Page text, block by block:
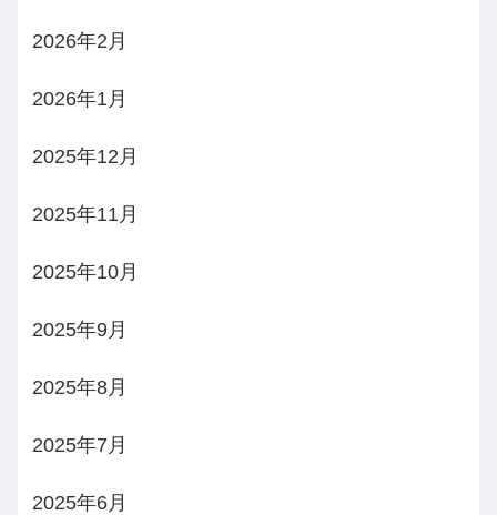
2026年2月
2026年1月
2025年12月
2025年11月
2025年10月
2025年9月
2025年8月
2025年7月
2025年6月